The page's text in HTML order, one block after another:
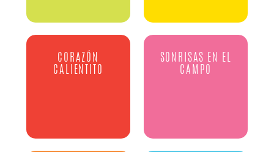
CORAZÓN
CALIENTITO
SONRISAS EN EL
CAMPO